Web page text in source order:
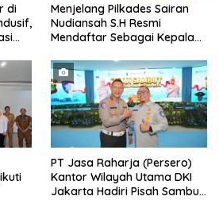
di
Menjelang Pilkades Sairan
Nudiansah S.H Resmi
Mendaftar Sebagai Kepala
PT Jasa Raharja (Persero)
Kantor Wilayah Utama DKI
Jakarta Hadiri Pisah Sambut